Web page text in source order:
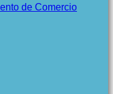
de Comercio